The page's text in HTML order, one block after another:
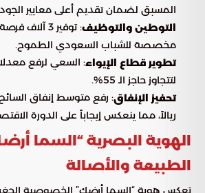
المسبق لضمان تقديم أعلى معايير الجودة
التوطين والتوظيف
: توفير 3
مخصصة للشباب السعودي الطموح.
تطوير قطاع الإيواء: السعي لرفع
لتتجاوز حاجز الـ 55%.
تحفيز الإنفاق
ريالاً، مما ينعكس إيجاباً على الدورة
الهوية البصرية “السما
الطبيعة والأصالة
تعكس هوية “السما أرضك” الخصوصية